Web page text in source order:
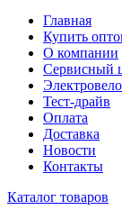
Главная
Купить
О компании
Сервисный
Тест-драйв
Оплата
Доставка
Новости
Контакты
Каталог товаров